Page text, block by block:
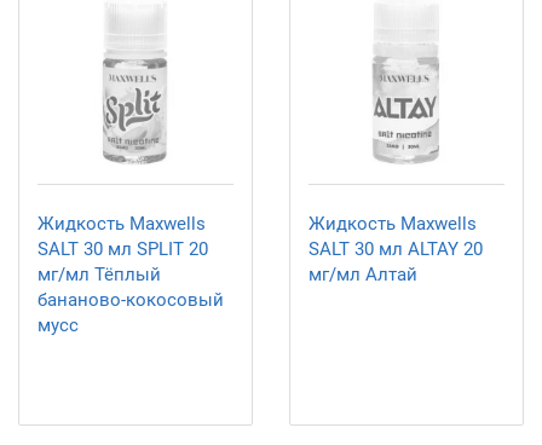
Жидкость Maxwells
SALT 30 мл SPLIT 20
мг/мл Тёплый
бананово-кокосовый
мусс
Жидкость Maxwells
SALT 30 мл ALTAY 20
мг/мл Алтай